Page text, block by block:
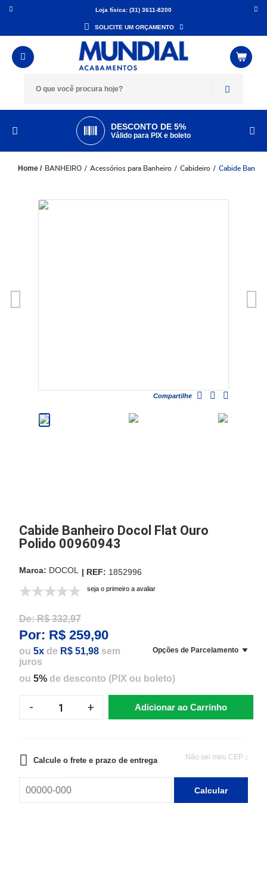
Loja física: (31) 3611-8200
SOLICITE UM ORÇAMENTO
DESCONTO DE 5%
Válido para PIX e boleto
BANHEIRO Acessórios para Banheiro Cabideiro Cabide
Compartilhe
Cabide Banheiro Docol Flat Ouro
Polido 00960943
DOCOL 1852996
seja o primeiro a avaliar
De:R$ 332,97
Por: R$ 259,90
ou 5x de R$ 51,98 sem
juros
Opções de Parcelamento
ou 5% de desconto (PIX ou boleto)
Adicionar ao Carrinho
Calcule o frete e prazo de entrega Não sei meu CEP
Calcular